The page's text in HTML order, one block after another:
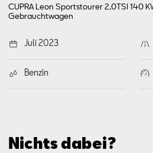
CUPRA Leon Sportstourer 2,0TSI 140
Gebrauchtwagen
Juli 2023
Benzin
Nichts dabei?